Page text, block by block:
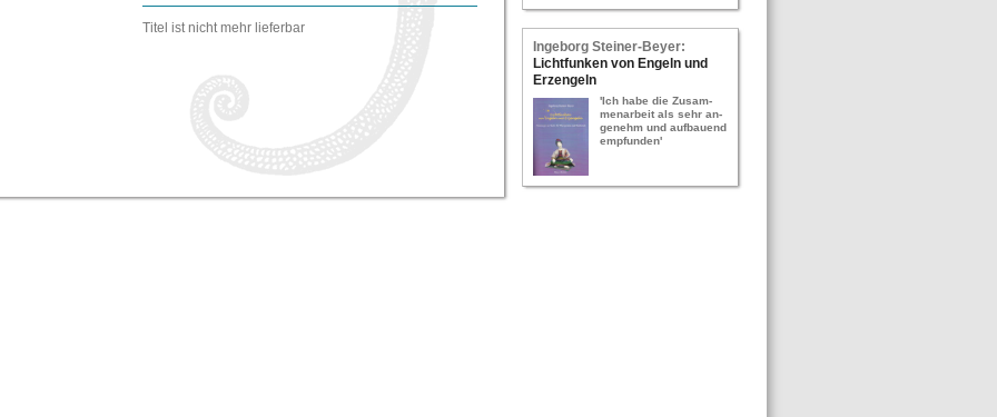
In­ge­borg Stei­ner-​Bey­er:
Licht­fun­ken von En­geln und
Erz­en­geln
'Ich habe die Zu­sam­
men­ar­beit als sehr an­
ge­nehm und auf­bau­end
emp­fun­den'
Titel ist nicht mehr lie­fer­bar